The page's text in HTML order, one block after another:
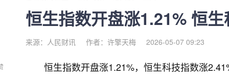
恒生指数开盘涨1.21% 恒
来源：人民财讯 作者：许擎天梅 2026-05-07 09:23
恒生指数开盘涨1.21%，恒生科技指数涨